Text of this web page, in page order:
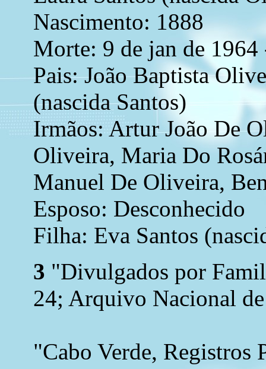
Nascimento: 1888
Morte: 9 de jan de
Pais: João Baptista
(nascida Santos)
Irmãos: Artur João De
Oliveira, Maria Do
Manuel De Oliveira,
Esposo: Desconhecido
Filha: Eva Santos
3 "Divulgados por
24; Arquivo Nacional
"Cabo Verde, Registros